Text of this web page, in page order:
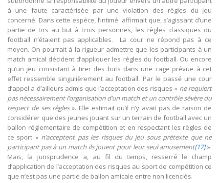
à une faute caractérisée par une violation des règles du jeu
concerné. Dans cette espèce, l’intimé affirmait que, s’agissant d’une
partie de tirs au but à trois personnes, les règles classiques du
football n’étaient pas applicables. La cour ne répond pas à ce
moyen. On pourrait à la rigueur admettre que les participants à un
match amical décident d’appliquer les règles du football. Ou encore
qu’un jeu consistant à tirer des buts dans une cage prévue à cet
effet ressemble singulièrement au football. Par le passé une cour
d’appel a d’ailleurs admis que l’acceptation des risques « ne requiert
pas nécessairement l’organisation d’un match et un contrôle sévère du
respect de ses règles». Elle estimait qu’il n’y avait pas de raison de
considérer que des jeunes jouant sur un terrain de football avec un
ballon réglementaire de compétition et en respectant les règles de
ce sport « n’acceptent pas les risques du jeu sous prétexte que ne
participant pas à un match ils jouent pour leur seul amusement[17]».
Mais, la jurisprudence a, au fil du temps, resserré le champ
d’application de l’acceptation des risques au sport de compétition ce
que n’est pas une partie de ballon amicale entre non licenciés.